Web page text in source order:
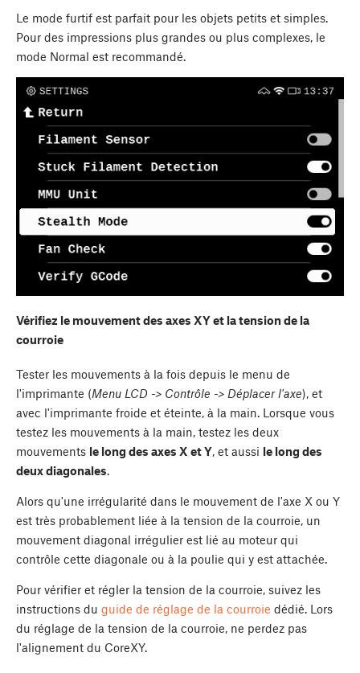
Le mode furtif est parfait pour les objets petits et simples.
Pour des impressions plus grandes ou plus complexes, le
mode Normal est recommandé.
Vérifiez le mouvement des axes XY et la tension de la
courroie
Tester les mouvements à la fois depuis le menu de
l'imprimante (Menu LCD -> Contrôle -> Déplacer l'axe), et
avec l'imprimante froide et éteinte, à la main. Lorsque vous
testez les mouvements à la main, testez les deux
mouvements le long des axes X et Y, et aussi le long des
deux diagonales.
Alors qu'une irrégularité dans le mouvement de l'axe X ou Y
est très probablement liée à la tension de la courroie, un
mouvement diagonal irrégulier est lié au moteur qui
contrôle cette diagonale ou à la poulie qui y est attachée.
Pour vérifier et régler la tension de la courroie, suivez les
instructions du guide de réglage de la courroie dédié. Lors
du réglage de la tension de la courroie, ne perdez pas
l'alignement du CoreXY.